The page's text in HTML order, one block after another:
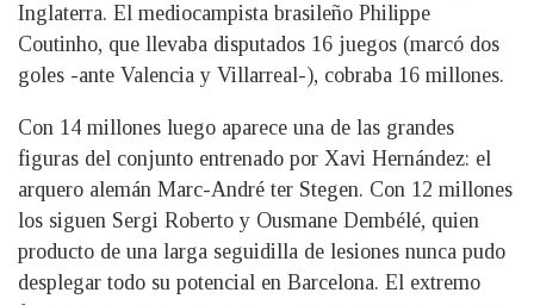
Inglaterra. El mediocampista brasileño Philippe
Coutinho, que llevaba disputados 16 juegos (marcó dos
goles -ante Valencia y Villarreal-), cobraba 16 millones.
Con 14 millones luego aparece una de las grandes
figuras del conjunto entrenado por Xavi Hernández: el
arquero alemán Marc-André ter Stegen. Con 12 millones
los siguen Sergi Roberto y Ousmane Dembélé, quien
producto de una larga seguidilla de lesiones nunca pudo
desplegar todo su potencial en Barcelona. El extremo